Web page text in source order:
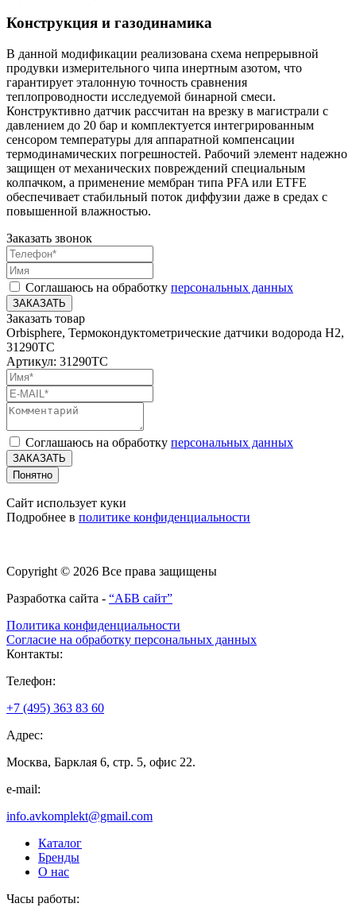
Конструкция и газодинамика
В данной модификации реализована схема непрерывной
продувки измерительного чипа инертным азотом, что
гарантирует эталонную точность сравнения
теплопроводности исследуемой бинарной смеси.
Конструктивно датчик рассчитан на врезку в магистрали с
давлением до 20 бар и комплектуется интегрированным
сенсором температуры для аппаратной компенсации
термодинамических погрешностей. Рабочий элемент надежно
защищен от механических повреждений специальным
колпачком, а применение мембран типа PFA или ETFE
обеспечивает стабильный поток диффузии даже в средах с
повышенной влажностью.
Заказать звонок
Соглашаюсь на обработку персональных данных
ЗАКАЗАТЬ
Заказать товар
Orbisphere, Термокондуктометрические датчики водорода H2,
31290TC
Артикул: 31290TC
Соглашаюсь на обработку персональных данных
ЗАКАЗАТЬ
Понятно
Сайт использует куки
Подробнее в политике конфиденциальности
Copyright © 2026 Все права защищены
Разработка сайта - “АБВ сайт”
Политика конфиденциальности
Согласие на обработку персональных данных
Контакты:
Телефон:
+7 (495) 363 83 60
Адрес:
Москва, Барклая 6, стр. 5, офис 22.
e-mail:
info.avkomplekt@gmail.com
Каталог
Бренды
О нас
Часы работы: